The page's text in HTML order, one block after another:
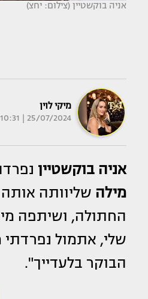
אניה בוקשטיין (צילום: יחצ)
מיקי לוין
25/07/2024 | 10:31
אניה בוקשטיין
מילה
החתולה, ושיתפה
הבוקר בלעדייך".